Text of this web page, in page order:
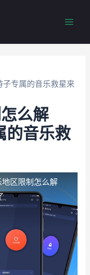
专属的音乐救星来
么解
的音乐救
地区限制怎么解